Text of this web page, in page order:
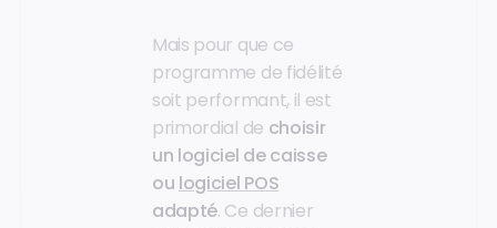
Mais pour que ce
programme de fidélité
soit performant, il est
primordial de choisir
un logiciel de caisse
ou logiciel POS
adapté. Ce dernier